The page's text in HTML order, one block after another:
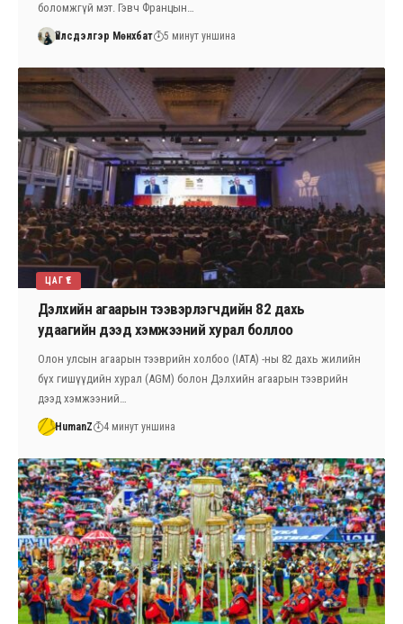
боломжгүй мэт. Гэвч Францын…
Үйлсдэлгэр Мөнхбат 5 минут уншина
ЦАГ ҮЕ
Дэлхийн агаарын тээвэрлэгчдийн 82 дахь
удаагийн дээд хэмжээний хурал боллоо
Олон улсын агаарын тээврийн холбоо (IATA) -ны 82 дахь жилийн
бүх гишүүдийн хурал (AGM) болон Дэлхийн агаарын тээврийн
дээд хэмжээний…
HumanZ 4 минут уншина